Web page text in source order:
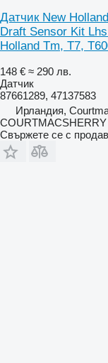
Датчик New
Draft Sensor Kit
Holland Tm, T7,
148 € ≈ 290 лв.
Датчик
87661289, 47137583
Ирландия,
Свържете се с